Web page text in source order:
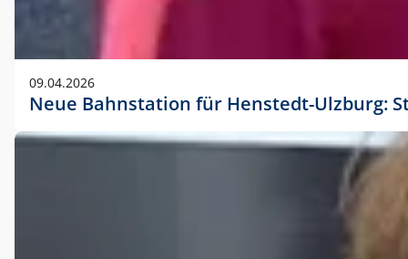
09.04.2026
Neue Bahnstation für Henstedt-Ulzburg: